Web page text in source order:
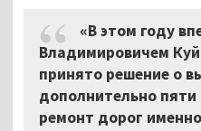
«В этом году
Владимировичем
принято решение о
дополнительно
ремонт дорог